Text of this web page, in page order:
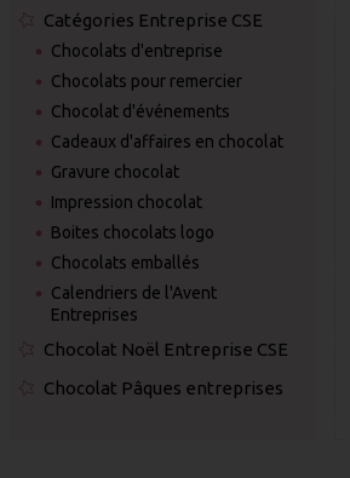
Catégories Entreprise CSE
Chocolats d'entreprise
Chocolats pour remercier
Chocolat d'événements
Cadeaux d'affaires en chocolat
Gravure chocolat
Impression chocolat
Boites chocolats logo
Chocolats emballés
Calendriers de l'Avent
Entreprises
Chocolat Noël Entreprise CSE
Chocolat Pâques entreprises